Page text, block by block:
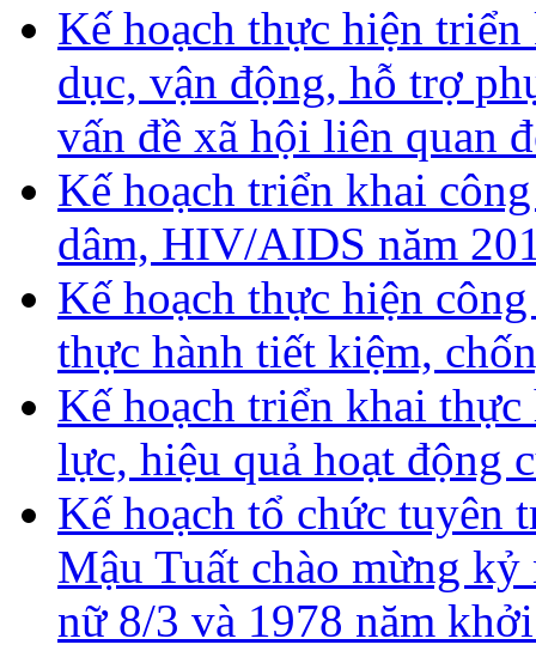
Kế hoạch thực hiện
dục, vận động, hỗ trợ
vấn đề xã hội liên quan
Kế hoạch triển khai
dâm, HIV/AIDS năm
Kế hoạch thực hiện
thực hành tiết kiệm,
Kế hoạch triển khai thực
lực, hiệu quả hoạt động
Kế hoạch tổ chức tuyên
Mậu Tuất chào mừng
nữ 8/3 và 1978 năm